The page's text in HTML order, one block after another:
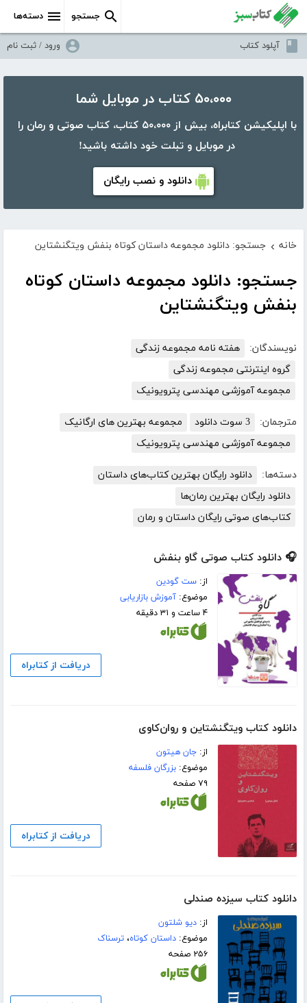
دسته‌ها جستجو
آپلود کتاب ورود / ثبت نام
۵۰،۰۰۰ کتاب در موبایل شما
با اپلیکیشن کتابراه، بیش از ۵۰،۰۰۰ کتاب، کتاب صوتی و رمان را
در موبایل و تبلت خود داشته باشید!
دانلود و نصب رایگان
خانه › جستجو: دانلود مجموعه داستان کوتاه بنفش ویتگنشتاین
جستجو: دانلود مجموعه داستان کوتاه
بنفش ویتگنشتاین
نویسندگان:
هفته نامه مجموعه زندگی
گروه اینترنتی مجموعه زندگی
مجموعه آموزشی مهندسی پترویونیک
مترجمان: 3 سوت دانلود
مجموعه بهترین های ارگانیک
مجموعه آموزشی مهندسی پترویونیک
دسته‌ها:
دانلود رایگان بهترین کتاب‌های داستان
دانلود رایگان بهترین رمان‌ها
کتاب‌های صوتی رایگان داستان و رمان
🎧 دانلود کتاب صوتی گاو بنفش
از:ست گودین
موضوع:آموزش بازاریابی
۴ ساعت و ۳۱ دقیقه
دریافت از کتابراه
دانلود کتاب ویتگنشتاین و روان‌کاوی
از:جان هیتون
موضوع:بزرگان فلسفه
۷۹ صفحه
دریافت از کتابراه
دانلود کتاب سیزده صندلی
از:دیو شلتون
موضوع:داستان کوتاه،ترسناک
۲۵۶ صفحه